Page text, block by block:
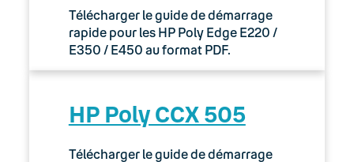
Télécharger le guide de démarrage
rapide pour les HP Poly Edge E220 /
E350 / E450 au format PDF.
HP Poly CCX 505
Télécharger le guide de démarrage